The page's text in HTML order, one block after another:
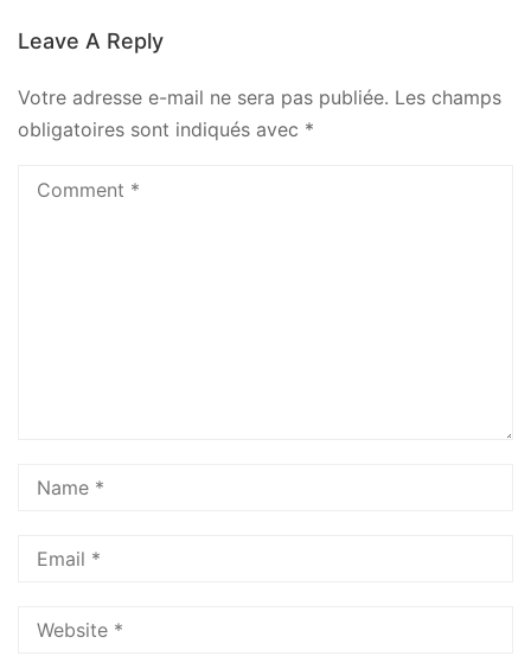
Leave A Reply
Votre adresse e-mail ne sera pas publiée. Les champs
obligatoires sont indiqués avec *